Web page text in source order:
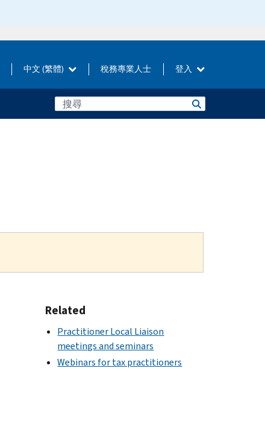
中文 (繁體) 稅務專業人士 登入
Related
Practitioner Local Liaison
meetings and seminars
Webinars for tax practitioners